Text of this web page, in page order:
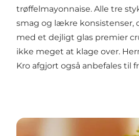
trøffelmayonnaise. Alle tre
smag og lækre konsistenser,
med et dejligt glas premier
ikke meget at klage over.
Kro afgjort også anbefales til